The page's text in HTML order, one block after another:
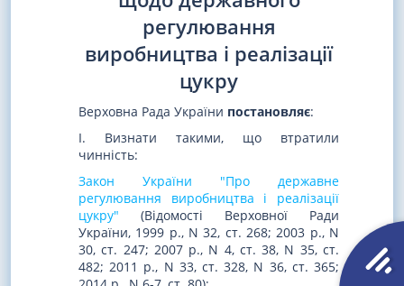
регулювання
виробництва і реалізації
цукру
Верховна Рада України постановляє:
І. Визнати такими, що втратили
чинність:
Закон України "Про державне
регулювання виробництва і реалізації
цукру" (Відомості Верховної Ради
України, 1999 р., N 32, ст. 268; 2003 р., N
30, ст. 247; 2007 р., N 4, ст. 38, N 35, ст.
482; 2011 р., N 33, ст. 328, N 36, ст. 365;